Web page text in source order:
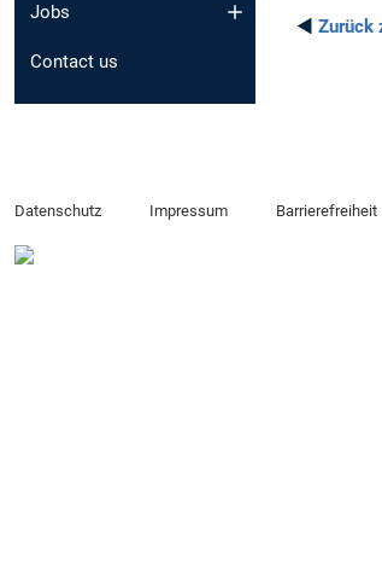
Jobs
Contact us
◄ Zurück
Datenschutz Impressum Barrierefreiheit